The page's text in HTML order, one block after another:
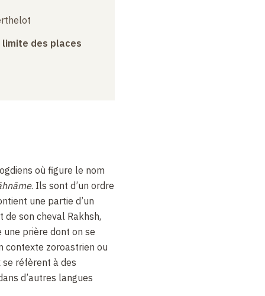
limite des places
où figure le nom
. Ils sont d’un ordre
une partie d’un
son cheval Rakhsh,
une prière dont on se
contexte zoroastrien ou
se réfèrent à des
d’autres langues